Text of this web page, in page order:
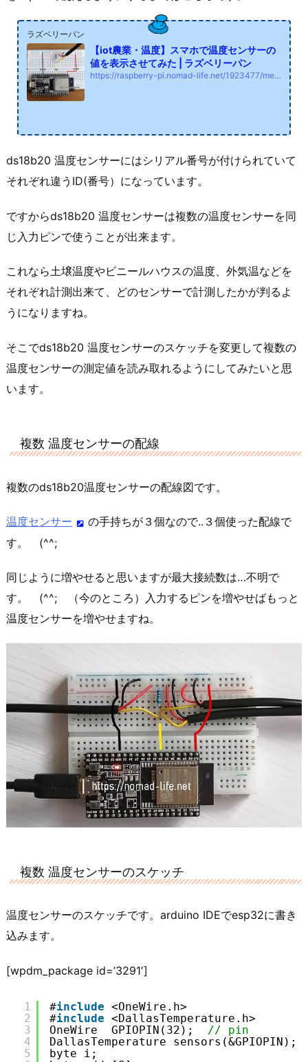
ラズベリーパン
【iot農業・温度】スマホで温度センサーの
値を表示させてみた | ラズベリーパン
https://raspberry-pi.nomad-life.net/1923477/memo/スマホで海外から水やりする
ds18b20 温度センサーにはシリアル番号が付けられていて
それぞれ違うID(番号）になっています。
ですからds18b20 温度センサーは複数の温度センサーを同
じ入力ピンで使うことが出来ます。
これなら土壌温度やビニールハウスの温度、外気温などを
それぞれ計測出来て、どのセンサーで計測したかが判るよ
うになりますね。
そこでds18b20 温度センサーのスケッチを変更して複数の
温度センサーの測定値を読み取れるようにしてみたいと思
います。
複数 温度センサーの配線
複数のds18b20温度センサーの配線図です。
温度センサー
の手持ちが３個なので..３個使った配線で
す。 (^^;
同じように増やせると思いますが最大接続数は…不明で
す。 (^^; （今のところ）入力するピンを増やせばもっと
温度センサーを増やせますね。
複数 温度センサーのスケッチ
温度センサーのスケッチです。arduino IDEでesp32に書き
込みます。
[wpdm_package id=’3291′]
1
2
3
4
5
#include <OneWire.h>
#include <DallasTemperature.h>
OneWire  GPIOPIN(32);
// pin
DallasTemperature sensors(&GPIOPIN);
byte i;